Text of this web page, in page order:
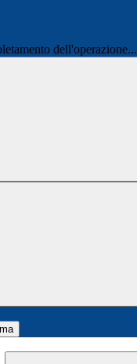
dell'operazione...